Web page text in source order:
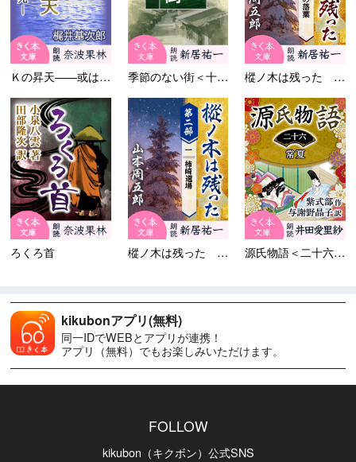
Ｋの昇天――或はＫの溺死 季節のない街＜十二＞ちょろ 樅ノ木は残った 第一部 ＜十...
ろくろ首 樅ノ木は残った 第二部 ＜一... 源氏物語＜二十六＞常夏
kikubonアプリ(無料)
同一IDでWEBとアプリが連携！
アプリ（無料）でもお楽しみいただけます。
FOLLOW
kikubon（キクボン）公式SNS